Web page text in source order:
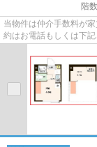
階
当物件は仲介手数料が
約はお電話もしくは下